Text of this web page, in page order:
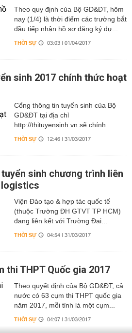
Theo quy định của Bộ GD&ĐT, hôm
nay (1/4) là thời điểm các trường bắt
đầu tiếp nhận hồ sơ đăng ký dự...
THỜI SỰ 03:03 | 01/04/2017
sinh 2017 chính thức hoạt
Cổng thông tin tuyển sinh của Bộ
GD&ĐT tại địa chỉ
http://thituyensinh.vn sẽ chính...
THỜI SỰ 12:46 | 31/03/2017
sinh chương trình liên
logistics
Viện Đào tạo & hợp tác quốc tế
(thuộc Trường ĐH GTVT TP HCM)
đang liên kết với Trường Đại...
THỜI SỰ 04:54 | 31/03/2017
thi THPT Quốc gia 2017
Theo quyết định của Bộ GD&ĐT, cả
nước có 63 cụm thi THPT quốc gia
năm 2017, mỗi tỉnh là một cụm...
THỜI SỰ 04:07 | 31/03/2017